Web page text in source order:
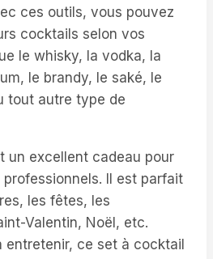
ces outils, vous pouvez
cocktails selon vos
le whisky, la vodka, la
le brandy, le saké, le
tout autre type de
un excellent cadeau pour
professionnels. Il est parfait
les fêtes, les
Valentin, Noël, etc.
entretenir, ce set à cocktail